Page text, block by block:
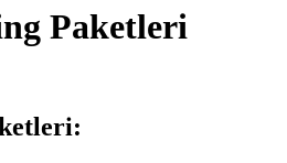
Paketleri